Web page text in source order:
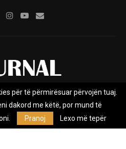
Marketing
Kontakt
Policy
e pavarur, e themeluar në vitin
për të përmirësuar përvojën tuaj.
dakord me këtë, por mund të
Pranoj Lexo më tepër